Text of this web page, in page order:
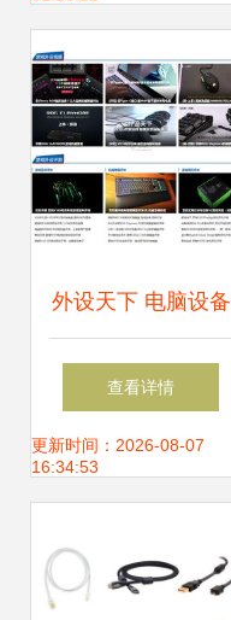
外设天下 电脑设备
发烧友的终极聚集
地
查看详情
更新时间：2026-08-07
16:34:53